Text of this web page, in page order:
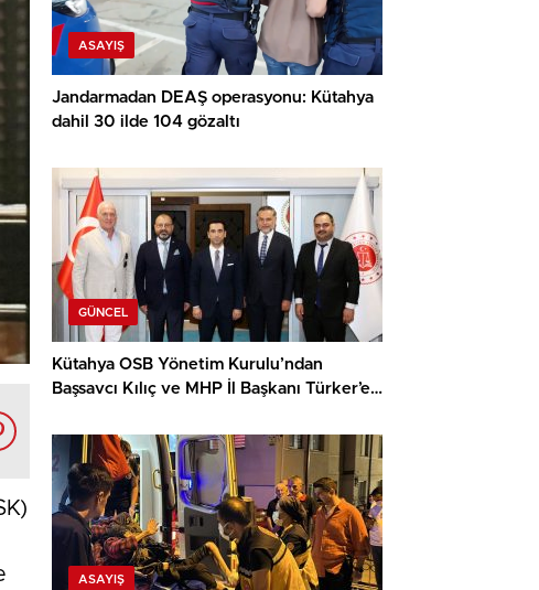
ASAYIŞ
Jandarmadan DEAŞ operasyonu: Kütahya
dahil 30 ilde 104 gözaltı
GÜNCEL
Kütahya OSB Yönetim Kurulu’ndan
Başsavcı Kılıç ve MHP İl Başkanı Türker’e
ASAYIŞ